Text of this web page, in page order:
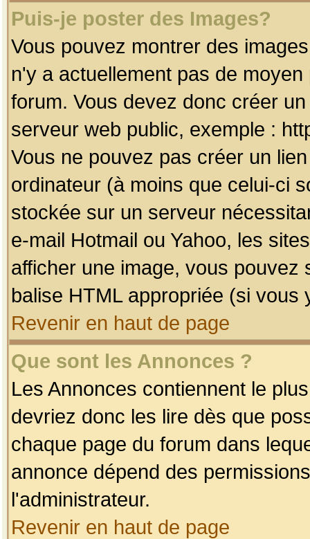
Puis-je poster des Images?
Vous pouvez montrer des
n'y a actuellement pas de
forum. Vous devez donc créer
serveur web public, exemple :
Vous ne pouvez pas créer un
ordinateur (à moins que celui-ci
stockée sur un serveur
e-mail Hotmail ou Yahoo, les
afficher une image, vous pouvez
balise HTML appropriée (si vous
Revenir en haut de page
Que sont les Annonces ?
Les Annonces contiennent le
devriez donc les lire dès que
chaque page du forum dans
annonce dépend des
l'administrateur.
Revenir en haut de page